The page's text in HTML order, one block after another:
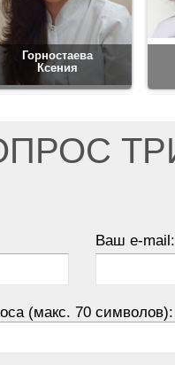
Горностаева
Ксения
Ваш e-mail:
(макс. 70 символов):